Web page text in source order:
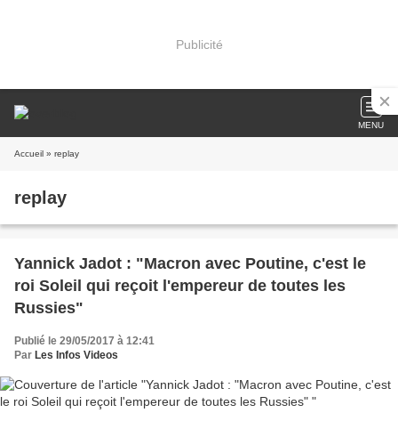
Publicité
MENU
Accueil » replay
replay
Yannick Jadot : "Macron avec Poutine, c'est le
roi Soleil qui reçoit l'empereur de toutes les
Russies"
Publié le 29/05/2017 à 12:41
Par Les Infos Videos